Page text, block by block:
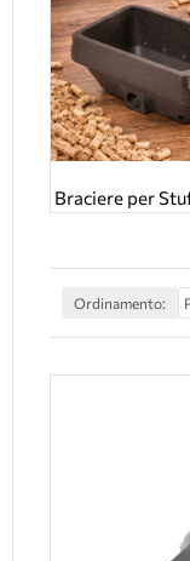
Braciere per
Ordinamento: